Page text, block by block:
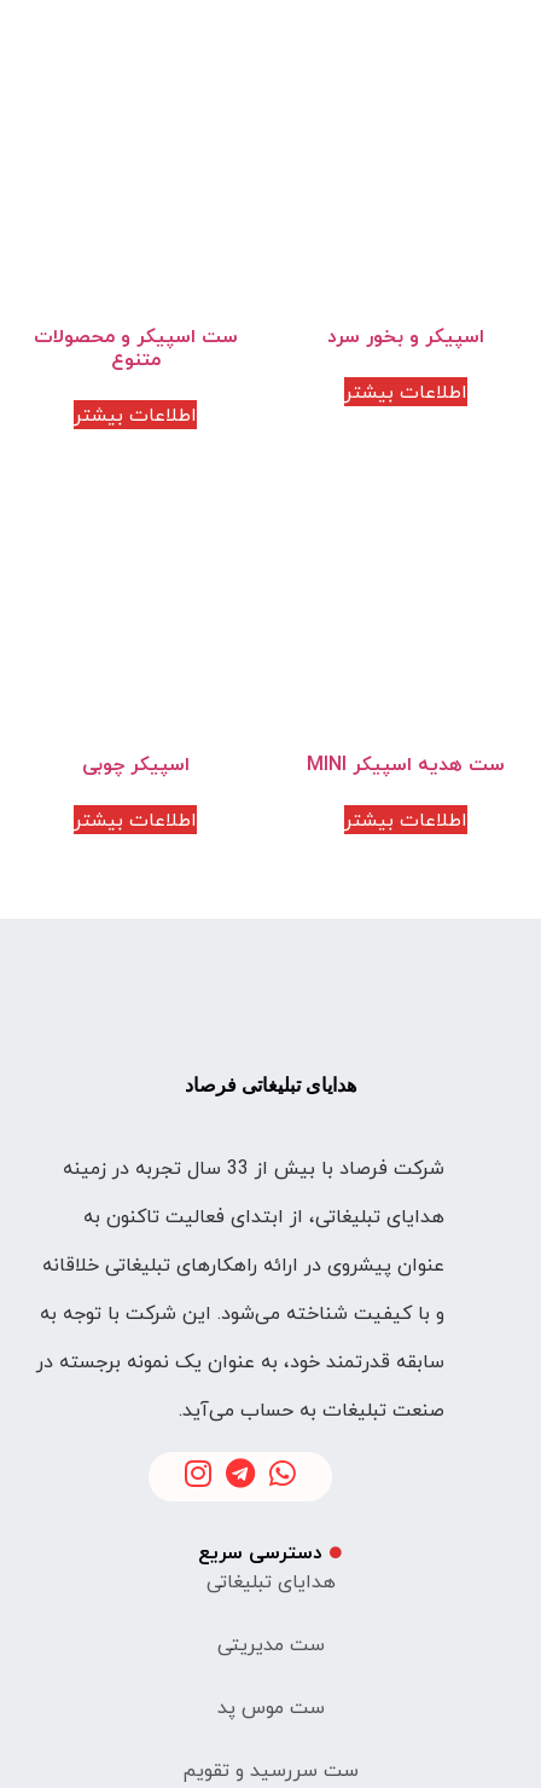
اسپیکر و بخور سرد
اطلاعات بیشتر
ست اسپیکر و محصولات
متنوع
اطلاعات بیشتر
ست هدیه اسپیکر MINI
اطلاعات بیشتر
اسپیکر چوبی
اطلاعات بیشتر
هدایای تبلیغاتی فرصاد
شرکت فرصاد با بیش از 33 سال تجربه در زمینه
هدایای تبلیغاتی، از ابتدای فعالیت تاکنون به
عنوان پیشروی در ارائه راهکارهای تبلیغاتی خلاقانه
و با کیفیت شناخته می‌شود. این شرکت با توجه به
سابقه قدرتمند خود، به عنوان یک نمونه برجسته در
صنعت تبلیغات به حساب می‌آید.
دسترسی سریع
هدایای تبلیغاتی
ست مدیریتی
ست موس پد
ست سررسید و تقویم